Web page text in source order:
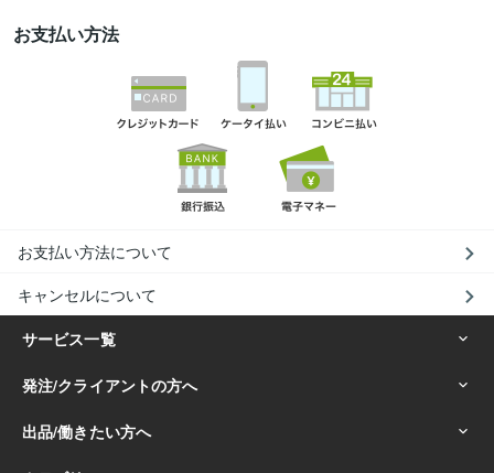
お支払い方法
お支払い方法について
キャンセルについて